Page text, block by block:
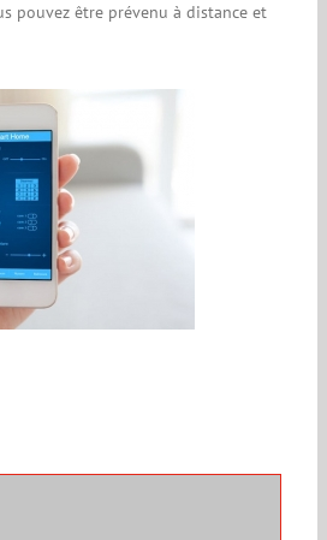
pouvez être prévenu à distance et